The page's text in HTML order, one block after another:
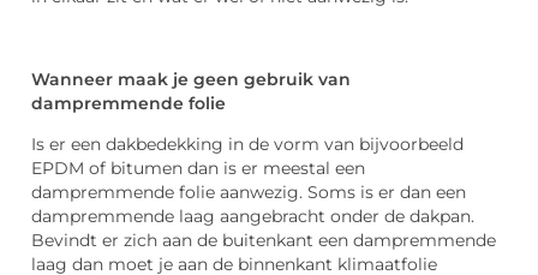
Wanneer maak je geen gebruik van
dampremmende folie
Is er een dakbedekking in de vorm van bijvoorbeeld
EPDM of bitumen dan is er meestal een
dampremmende folie aanwezig. Soms is er dan een
dampremmende laag aangebracht onder de dakpan.
Bevindt er zich aan de buitenkant een dampremmende
laag dan moet je aan de binnenkant klimaatfolie